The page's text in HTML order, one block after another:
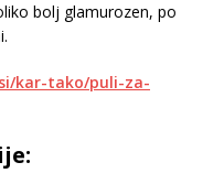
bolj glamurozen, po
kar-tako/puli-za-